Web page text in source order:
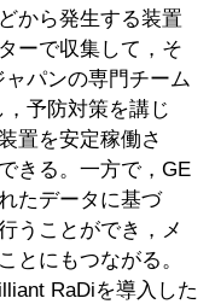
から発生する装置
ーで収集して，そ
パンの専門チーム
，予防対策を講じ
置を安定稼働さ
きる。一方で，GE
たデータに基づ
うことができ，メ
とにもつながる。
RaDiを導入した